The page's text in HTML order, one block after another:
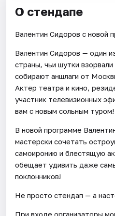
О стендапе
Валентин Сидоров с новой
Валентин Сидоров — один
страны, чьи шутки
собирают аншлаги от
Актёр театра и кино,
участник телевизионных
вам с новым сольным туром!
В новой программе
мастерски сочетать
самоиронию и блестящую
обещает удивить даже
поклонников!
Не просто стендап — а
При входе организаторы